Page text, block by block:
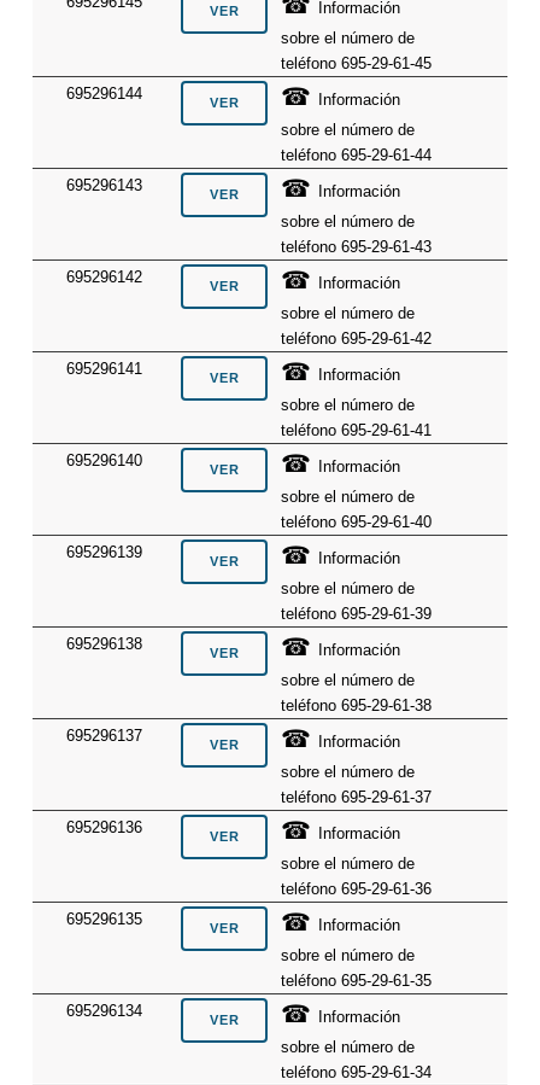
Información
sobre el número de
teléfono 695-29-61-45
695296144
☎ Información
sobre el número de
teléfono 695-29-61-44
695296143
☎ Información
sobre el número de
teléfono 695-29-61-43
695296142
☎ Información
sobre el número de
teléfono 695-29-61-42
695296141
☎ Información
sobre el número de
teléfono 695-29-61-41
695296140
☎ Información
sobre el número de
teléfono 695-29-61-40
695296139
☎ Información
sobre el número de
teléfono 695-29-61-39
695296138
☎ Información
sobre el número de
teléfono 695-29-61-38
695296137
☎ Información
sobre el número de
teléfono 695-29-61-37
695296136
☎ Información
sobre el número de
teléfono 695-29-61-36
695296135
☎ Información
sobre el número de
teléfono 695-29-61-35
695296134
☎ Información
sobre el número de
teléfono 695-29-61-34